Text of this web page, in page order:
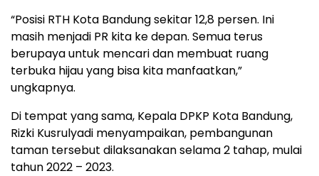
“Posisi RTH Kota Bandung sekitar 12,8 persen. Ini
masih menjadi PR kita ke depan. Semua terus
berupaya untuk mencari dan membuat ruang
terbuka hijau yang bisa kita manfaatkan,”
ungkapnya.
Di tempat yang sama, Kepala DPKP Kota Bandung,
Rizki Kusrulyadi menyampaikan, pembangunan
taman tersebut dilaksanakan selama 2 tahap, mulai
tahun 2022 – 2023.